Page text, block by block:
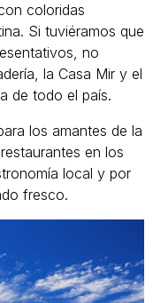
coloridas
Si tuviéramos que
no
la Casa Mir y el
de todo el país.
los amantes de la
en los
local y por
fresco.